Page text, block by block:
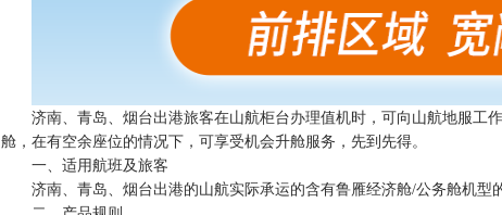
济南、青岛、烟台出港旅客在山航柜台办理值机时，可向山航地服工
舱，在有空余座位的情况下，可享受机会升舱服务，先到先得。
一、适用航班及旅客
济南、青岛、烟台出港的山航实际承运的含有鲁雁经济舱/公务舱机型